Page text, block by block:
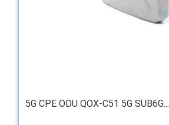
5G CPE ODU QOX-C51 5G SUB6G...